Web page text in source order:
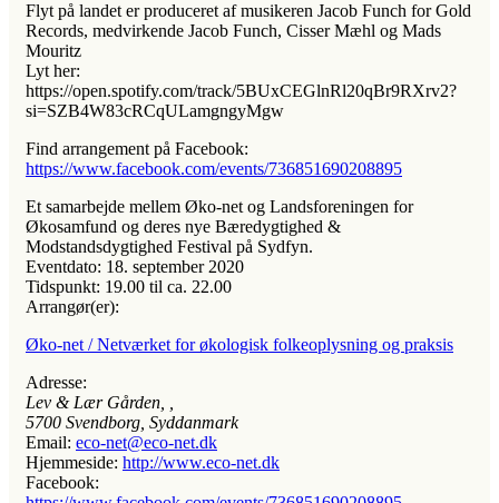
Flyt på landet er produceret af musikeren Jacob Funch for Gold
Records, medvirkende Jacob Funch, Cisser Mæhl og Mads
Mouritz
Lyt her:
https://open.spotify.com/track/5BUxCEGlnRl20qBr9RXrv2?
si=SZB4W83cRCqULamgngyMgw
Find arrangement på Facebook:
https://www.facebook.com/events/736851690208895
Et samarbejde mellem Øko-net og Landsforeningen for
Økosamfund og deres nye Bæredygtighed &
Modstandsdygtighed Festival på Sydfyn.
Eventdato: 18. september 2020
Tidspunkt: 19.00 til ca. 22.00
Arrangør(er):
Øko-net / Netværket for økologisk folkeoplysning og praksis
Adresse:
Lev & Lær Gården
5700 Svendborg, Syddanmark
Email: eco-net@eco-net.dk
Hjemmeside: http://www.eco-net.dk
Facebook: